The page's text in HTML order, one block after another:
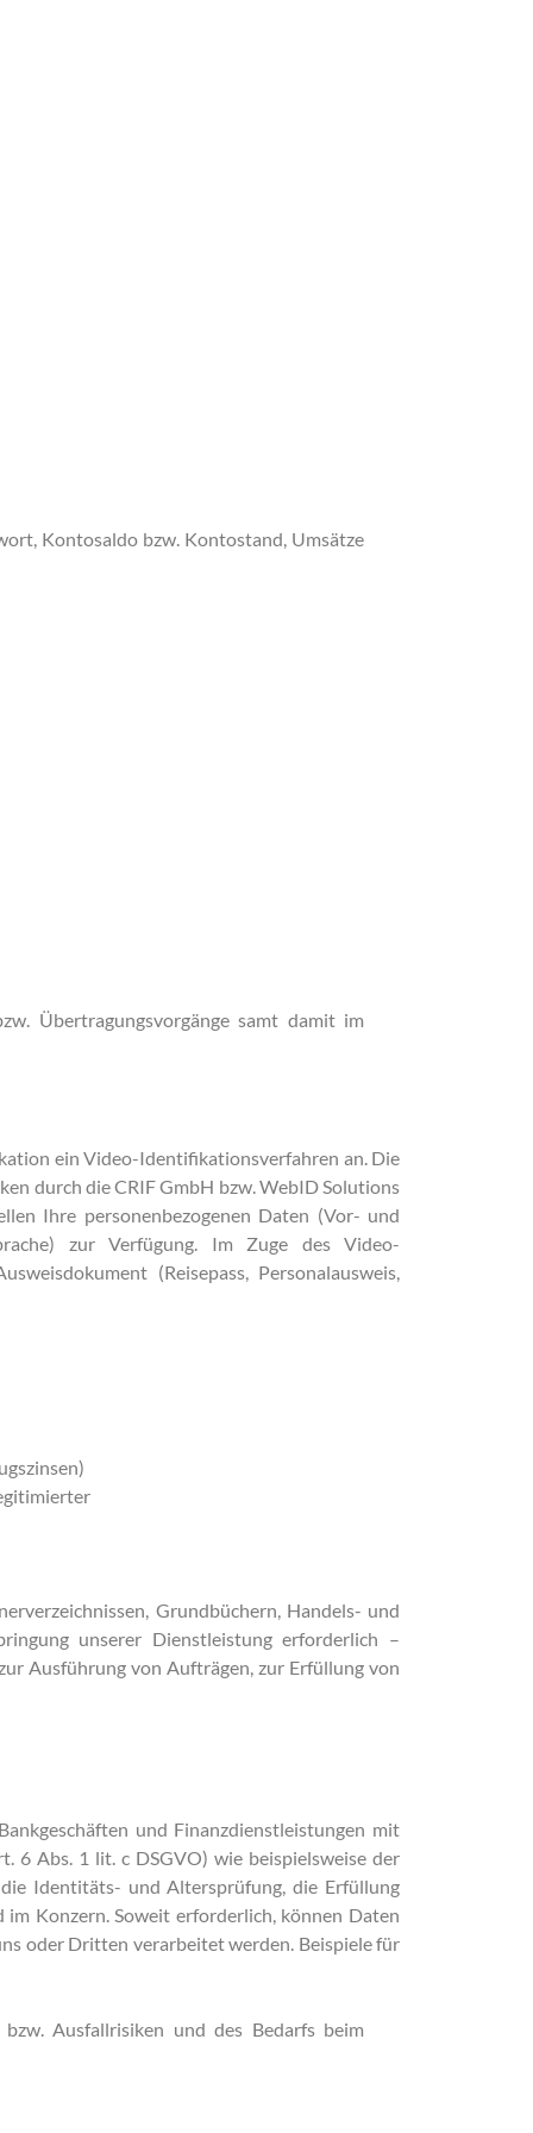
Kontosaldo bzw. Kontostand, Umsätze
Übertragungsvorgänge samt damit im
ein Video-Identifikationsverfahren an. Die
durch die CRIF GmbH bzw. WebID Solutions
Ihre personenbezogenen Daten (Vor- und
zur Verfügung. Im Zuge des Video-
(Reisepass, Personalausweis,
Grundbüchern, Handels- und
unserer Dienstleistung erforderlich –
Ausführung von Aufträgen, zur Erfüllung von
und Finanzdienstleistungen mit
6 Abs. 1 lit. c DSGVO) wie beispielsweise der
Identitäts- und Altersprüfung, die Erfüllung
im Konzern.Soweit erforderlich, können Daten
oder Dritten verarbeitet werden. Beispiele für
Ausfallrisiken und des Bedarfs beim